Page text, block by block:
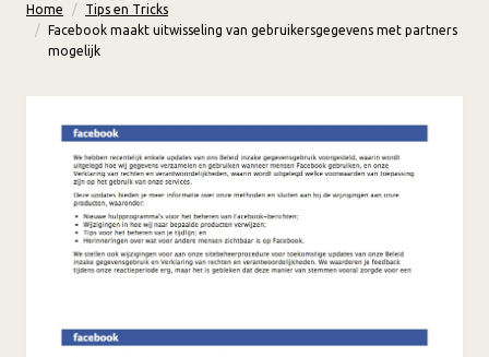
Home
Tips en Tricks
Facebook maakt uitwisseling van gebruikersgegevens met partners
mogelijk